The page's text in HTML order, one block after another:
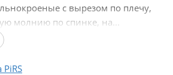
с вырезом по плечу,
молнию по спинке, на...